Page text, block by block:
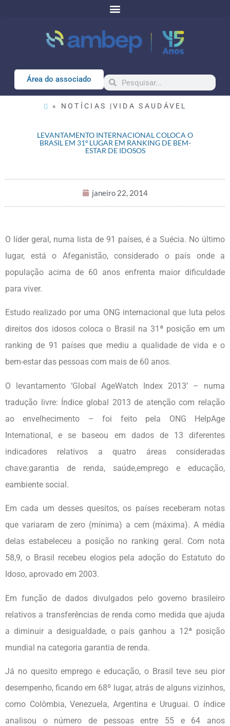
Área do associado
« NOTÍCIAS |VIDA SAUDÁVEL
LEVANTAMENTO INTERNACIONAL COLOCA O
BRASIL EM 31º LUGAR EM RANKING DE BEM-
ESTAR DE IDOSOS
janeiro 22, 2014
O líder geral, numa lista de 91 países, é a Suécia. No último
lugar, está o Afeganistão, considerado o país onde a
população acima de 60 anos enfrenta maior dificuldade
para viver.
Estudo realizado por uma ONG internacional que luta pelos
direitos dos idosos coloca o Brasil na 31ª posição em um
ranking de 91 países que mediu a qualidade de vida e o
bem-estar das pessoas com mais de 60 anos.
O levantamento ‘Global AgeWatch Index 2013’ – numa
tradução livre: Índice global 2013 de atenção com relação
ao envelhecimento – foi feito pela ONG HelpAge
International, e se baseou em dados de 13 diferentes
indicadores relativos a quatro áreas consideradas
chave:garantia de renda, saúde,emprego e educação,
eambiente social.
Em cada um desses quesitos, os países receberam notas
que variaram de zero (mínima) a cem (máxima). A média
delas estabeleceu a posição no ranking geral. Com nota
58,9, o Brasil recebeu elogios pela adoção do Estatuto do
Idoso, aprovado em 2003.
Em função de dados divulgados pelo governo brasileiro
relativos a transferências de renda como medida que ajuda
a diminuir a desigualdade, o país ganhou a 12ª posição
mundial na categoria garantia de renda.
Já no quesito emprego e educação, o Brasil teve seu pior
desempenho, ficando em 68º lugar, atrás de alguns vizinhos,
como Colômbia, Venezuela, Argentina e Uruguai. O índice
analisou o número de pessoas entre 55 e 64 anos